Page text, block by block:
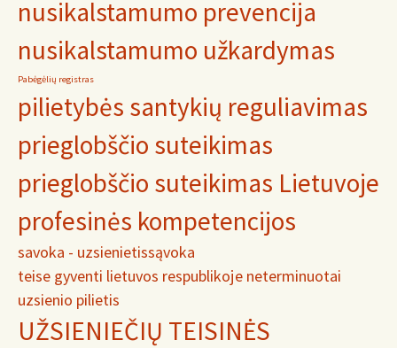
nusikalstamumo prevencija
nusikalstamumo užkardymas
Pabėgėlių registras
pilietybės santykių reguliavimas
prieglobščio suteikimas
prieglobščio suteikimas Lietuvoje
profesinės kompetencijos
savoka - uzsienietissąvoka
teise gyventi lietuvos respublikoje neterminuotai
uzsienio pilietis
UŽSIENIEČIŲ TEISINĖS